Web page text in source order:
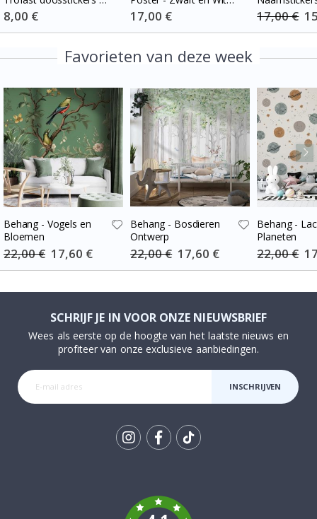
Kies maat / Stripes
blue-cream
Special
Price
8,00 €
Hart Fotocollage
Special
Price
17,00 € 17,00 €
Favorieten van deze week
Behang - Vogels en
Bloemen
22,00 € Special
Price
17,60 €
Behang - Bosdieren
Ontwerp
22,00 € Special
Price
17,60 €
Behang -
Planeten
22,00 €
SCHRIJF JE IN VOOR ONZE NIEUWSBRIEF
Wees als eerste op de hoogte van het laatste nieuws en
profiteer van onze exclusieve aanbiedingen.
INSCHRIJVEN